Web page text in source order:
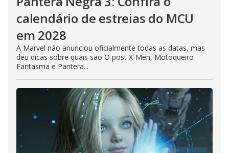
calendário de estreias do MCU
em 2028
A Marvel não anunciou oficialmente todas as datas, mas
deu dicas sobre quais são O post X-Men, Motoqueiro
Fantasma e Pantera...